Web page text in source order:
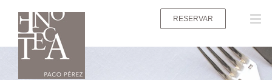
RESERVAR